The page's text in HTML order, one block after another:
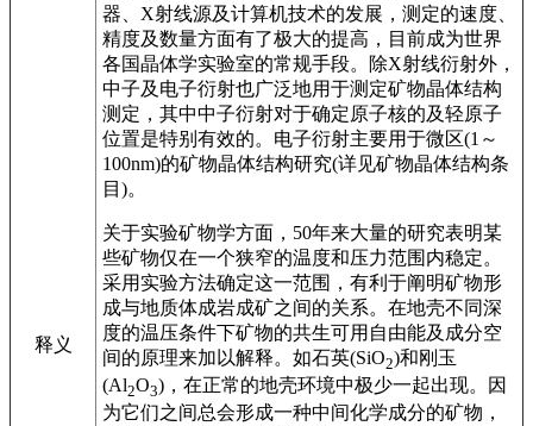
释义
器、X射线源及计算机技术的发展，测定的速度、
精度及数量方面有了极大的提高，目前成为世界
各国晶体学实验室的常规手段。除X射线衍射外，
中子及电子衍射也广泛地用于测定矿物晶体结构
测定，其中中子衍射对于确定原子核的及轻原子
位置是特别有效的。电子衍射主要用于微区(1～
100nm)的矿物晶体结构研究(详见矿物晶体结构条
目)。
关于实验矿物学方面，50年来大量的研究表明某
些矿物仅在一个狭窄的温度和压力范围内稳定。
采用实验方法确定这一范围，有利于阐明矿物形
成与地质体成岩成矿之间的关系。在地壳不同深
度的温压条件下矿物的共生可用自由能及成分空
间的原理来加以解释。如石英(SiO2)和刚玉
(Al2O3)，在正常的地壳环境中极少一起出现。因
为它们之间总会形成一种中间化学成分的矿物，